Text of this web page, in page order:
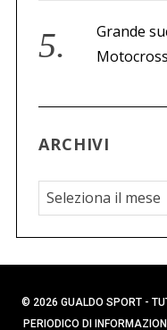
Grande
ARCHIVI
A
r
c
h
i
v
© 2026 GUALDO SPORT -
PERIODICO DI